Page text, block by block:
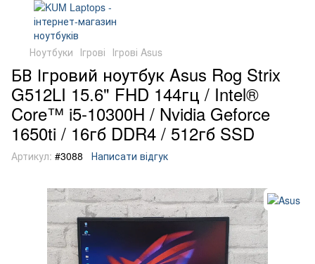
Ноутбуки Ігрові Ігрові Asus
БВ Ігровий ноутбук Asus Rog Strix
G512LI 15.6" FHD 144гц / Intel®
Core™ i5-10300H / Nvidia Geforce
1650ti / 16гб DDR4 / 512гб SSD
Артикул: #3088 Написати відгук